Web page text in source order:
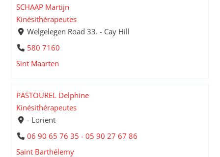
SCHAAP Martijn
Kinésithérapeutes
Welgelegen Road 33. - Cay Hill
580 7160
Sint Maarten
PASTOUREL Delphine
Kinésithérapeutes
- Lorient
06 90 65 76 35 - 05 90 27 67 86
Saint Barthélemy